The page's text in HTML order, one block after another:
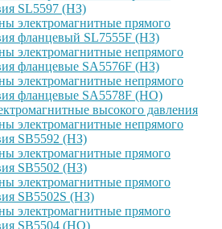
SL5597 (НЗ)
электромагнитные прямого
фланцевый SL7555F (НЗ)
электромагнитные непрямого
фланцевые SA5576F (НЗ)
электромагнитные непрямого
фланцевые SA5578F (НО)
высокого давления
электромагнитные непрямого
SB5592 (НЗ)
электромагнитные прямого
SB5502 (НЗ)
электромагнитные прямого
SB5502S (НЗ)
электромагнитные прямого
SB5504 (НО)